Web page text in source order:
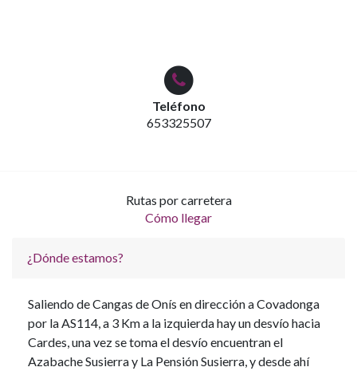
Teléfono
653325507
Rutas por carretera
Cómo llegar
¿Dónde estamos?
Saliendo de Cangas de Onís en dirección a Covadonga
por la AS114, a 3 Km a la izquierda hay un desvío hacia
Cardes, una vez se toma el desvío encuentran el
Azabache Susierra y La Pensión Susierra, y desde ahí